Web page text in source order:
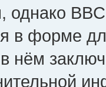
однако
в форме
нём